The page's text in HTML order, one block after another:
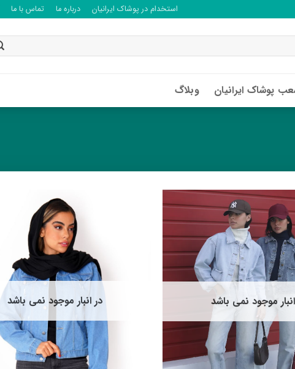
استخدام در پوشاک ایرانیان درباره ما تماس با ما
پوشاک ایرانیان وبلاگ
موجود نمی باشد در انبار موجود نمی باشد